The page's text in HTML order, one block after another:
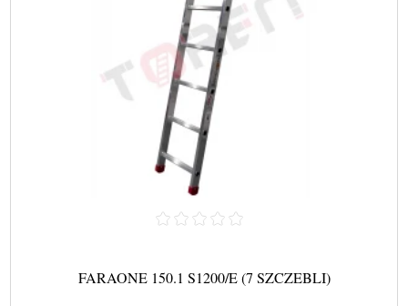
FARAONE 150.1 S1200/E (7 SZCZEBLI)